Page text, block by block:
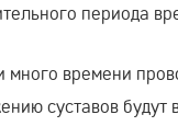
периода
времени
суставов